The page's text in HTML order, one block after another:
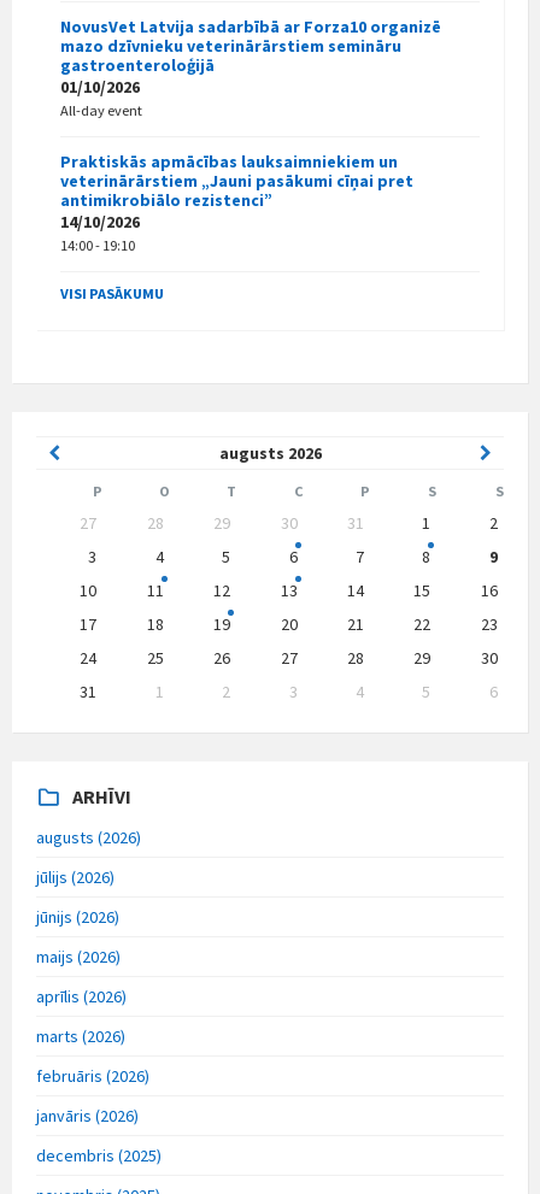
NovusVet Latvija sadarbībā ar Forza10 organizē
mazo dzīvnieku veterinārārstiem semināru
gastroenteroloģijā
01/10/2026
All-day event
Praktiskās apmācības lauksaimniekiem un
veterinārārstiem „Jauni pasākumi cīņai pret
antimikrobiālo rezistenci”
14/10/2026
14:00 - 19:10
VISI PASĀKUMU
augusts 2026
Previous
Month
Month
P O T C P S S
calendar
27 28 29 30 31 1
2
3
4 5 6 7 8
9
10
11 12 13 14 15
16
17
18 19 20 21 22
23
24
25 26 27 28 29
30
31
1 2 3 4 5
6
to
ARHĪVI
augusts (2026)
jūlijs (2026)
jūnijs (2026)
maijs (2026)
aprīlis (2026)
marts (2026)
februāris (2026)
janvāris (2026)
decembris (2025)